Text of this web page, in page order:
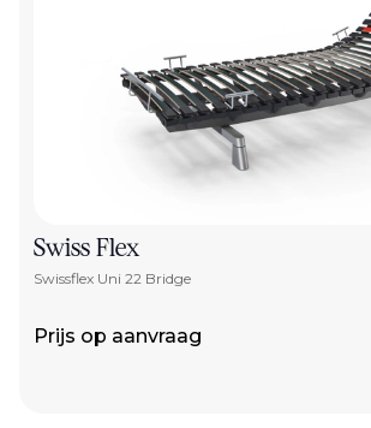
Swiss Flex
Swissflex Uni 22 Bridge
Prijs op aanvraag